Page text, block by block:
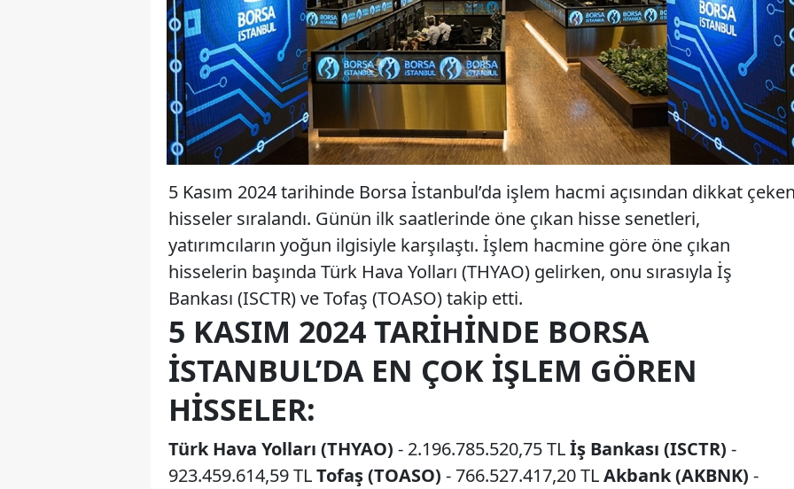
5 Kasım 2024 tarihinde Borsa İstanbul’da işlem hacmi açısından dikkat
hisseler sıralandı. Günün ilk saatlerinde öne çıkan hisse senetleri,
yatırımcıların yoğun ilgisiyle karşılaştı. İşlem hacmine göre öne çıkan
hisselerin başında Türk Hava Yolları (THYAO) gelirken, onu sırasıyla İş
Bankası (ISCTR) ve Tofaş (TOASO) takip etti.
5 KASIM 2024 TARIHINDE BORSA
İSTANBUL’DA EN ÇOK İŞLEM GÖREN
HISSELER:
Türk Hava Yolları (THYAO) - 2.196.785.520,75 TLİş Bankası (ISCTR) -
923.459.614,59 TLTofaş (TOASO) - 766.527.417,20 TLAkbank (AKBNK) -